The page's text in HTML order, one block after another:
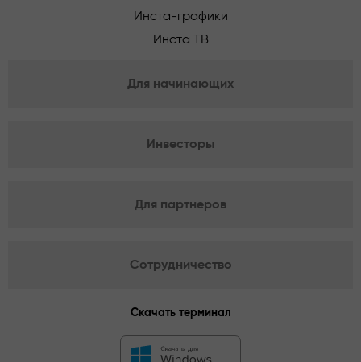
Инста-графики
Инста ТВ
Для начинающих
Инвесторы
Для партнеров
Сотрудничество
Скачать терминал